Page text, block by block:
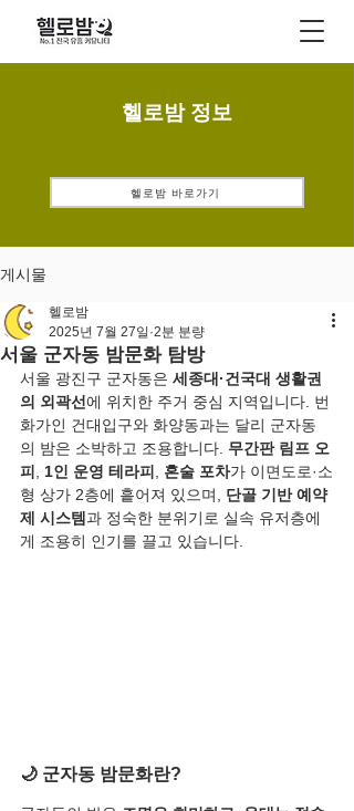
헬로밤 정보
헬로밤 바로가기
게시물
서울 군자동 밤문화 탐방
헬로밤
2025년 7월 27일 2분 분량
서울 광진구 군자동은 세종대·건국대 생활권
의 외곽선에 위치한 주거 중심 지역입니다. 번
화가인 건대입구와 화양동과는 달리 군자동
의 밤은 소박하고 조용합니다. 무간판 림프 오
피
1인 운영 테라피 혼술 포차가 이면도로·소
형 상가 2층에 흩어져 있으며, 단골 기반 예약
제 시스템과 정숙한 분위기로 실속 유저층에
게 조용히 인기를 끌고 있습니다.
🌙 군자동 밤문화란?